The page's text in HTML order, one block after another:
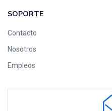
SOPORTE
Contacto
Nosotros
Empleos